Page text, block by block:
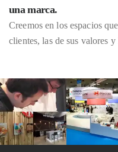
una marca.
Creemos en los espacios
clientes, las de sus valores